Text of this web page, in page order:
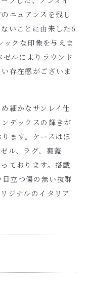
ニュアンスを残し
いことに由来した6
クな印象を与えま
ルによりラウンド
存在感がございま
細かなサンレイ仕
デックスの輝きが
ます。ケースはほ
ル、ラグ、裏蓋
ております。搭載
立つ傷の無い抜群
ジナルのイタリア